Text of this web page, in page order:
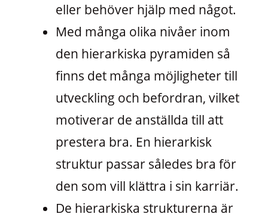
eller behöver hjälp med något.
Med många olika nivåer inom
den hierarkiska pyramiden så
finns det många möjligheter till
utveckling och befordran, vilket
motiverar de anställda till att
prestera bra. En hierarkisk
struktur passar således bra för
den som vill klättra i sin karriär.
De hierarkiska strukturerna är